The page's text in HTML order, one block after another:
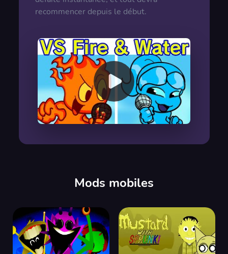
recommencer depuis le début.
Mods mobiles